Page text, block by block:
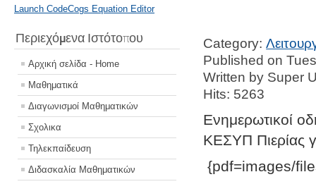
Launch CodeCogs Equation Editor
Περιεχόμενα Ιστότοπου
Αρχική σελίδα - Home
Μαθηματικά
Διαγωνισμοί Μαθηματικών
Σχολικα
Τηλεκπαίδευση
Διδασκαλία Μαθηματικών
Category:
Published on
Written by Super
Hits: 5263
Ενημερωτικοί
ΚΕΣΥΠ Πιερίας
{pdf=images/